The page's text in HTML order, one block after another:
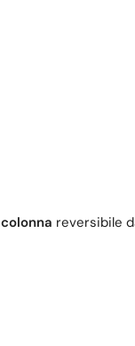
colonna reversibile